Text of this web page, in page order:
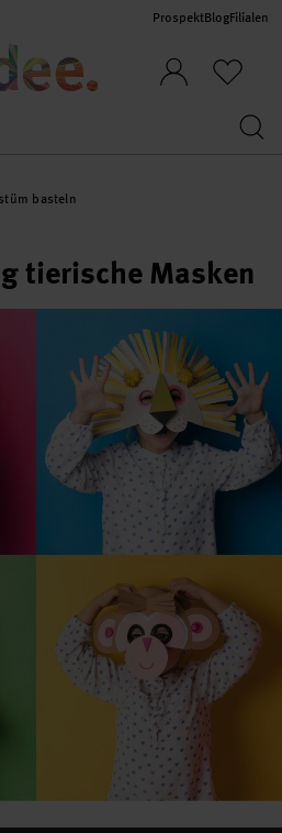
ProspektBlogFilialen
basteln
tierische Masken